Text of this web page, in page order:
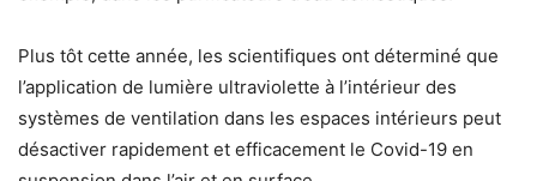
Plus tôt cette année, les scientifiques ont déterminé que
l’application de lumière ultraviolette à l’intérieur des
systèmes de ventilation dans les espaces intérieurs peut
désactiver rapidement et efficacement le Covid-19 en